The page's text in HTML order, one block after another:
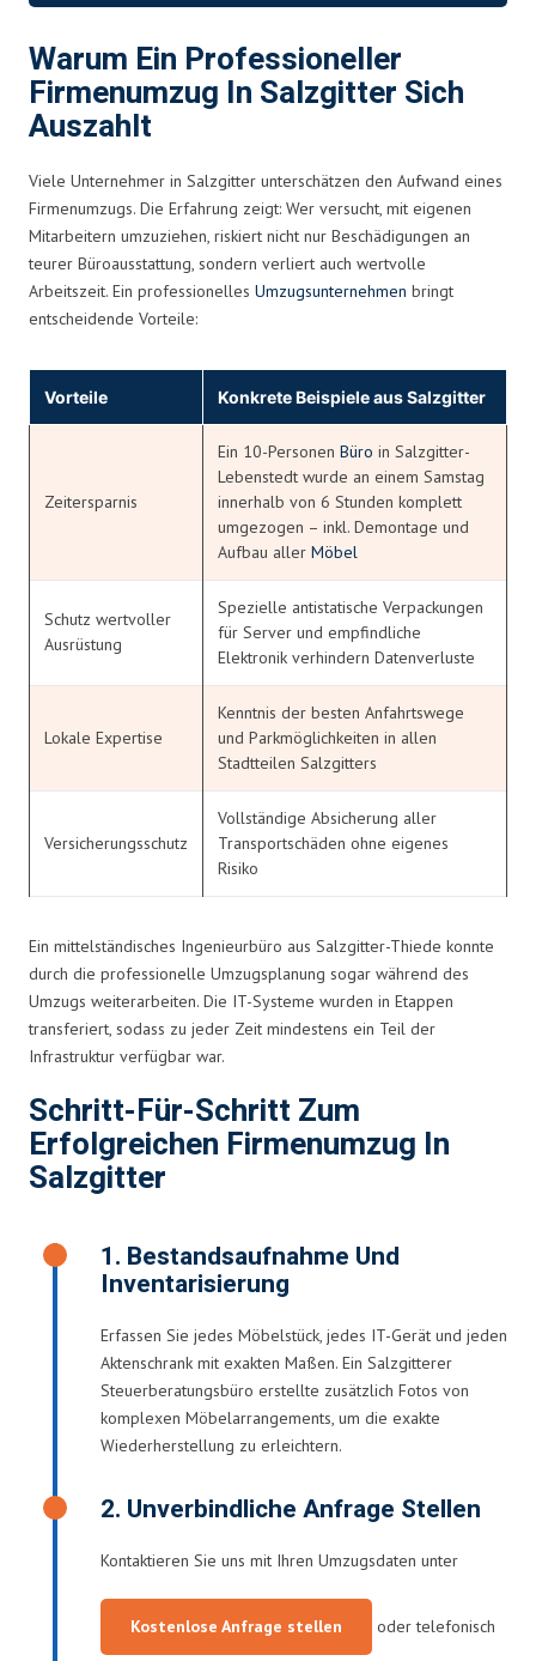
Warum Ein Professioneller
Firmenumzug In Salzgitter Sich
Auszahlt
Viele Unternehmer in Salzgitter unterschätzen den Aufwand eines
Firmenumzugs. Die Erfahrung zeigt: Wer versucht, mit eigenen
Mitarbeitern umzuziehen, riskiert nicht nur Beschädigungen an
teurer Büroausstattung, sondern verliert auch wertvolle
Arbeitszeit. Ein professionelles Umzugsunternehmen bringt
entscheidende Vorteile:
Vorteile Konkrete Beispiele aus Salzgitter
Zeitersparnis
Ein 10-Personen Büro in Salzgitter-
Lebenstedt wurde an einem Samstag
innerhalb von 6 Stunden komplett
umgezogen – inkl. Demontage und
Aufbau aller Möbel
Schutz wertvoller
Ausrüstung
Spezielle antistatische Verpackungen
für Server und empfindliche
Elektronik verhindern Datenverluste
Lokale Expertise
Kenntnis der besten Anfahrtswege
und Parkmöglichkeiten in allen
Stadtteilen Salzgitters
Versicherungsschutz
Vollständige Absicherung aller
Transportschäden ohne eigenes
Risiko
Ein mittelständisches Ingenieurbüro aus Salzgitter-Thiede konnte
durch die professionelle Umzugsplanung sogar während des
Umzugs weiterarbeiten. Die IT-Systeme wurden in Etappen
transferiert, sodass zu jeder Zeit mindestens ein Teil der
Infrastruktur verfügbar war.
Schritt-Für-Schritt Zum
Erfolgreichen Firmenumzug In
Salzgitter
1. Bestandsaufnahme Und
Inventarisierung
Erfassen Sie jedes Möbelstück, jedes IT-Gerät und jeden
Aktenschrank mit exakten Maßen. Ein Salzgitterer
Steuerberatungsbüro erstellte zusätzlich Fotos von
komplexen Möbelarrangements, um die exakte
Wiederherstellung zu erleichtern.
2. Unverbindliche Anfrage Stellen
Kontaktieren Sie uns mit Ihren Umzugsdaten unter
Kostenlose Anfrage stellen oder telefonisch